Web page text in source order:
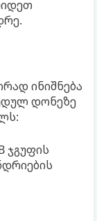
ინიშნება
დონეზე
ჯგუფის